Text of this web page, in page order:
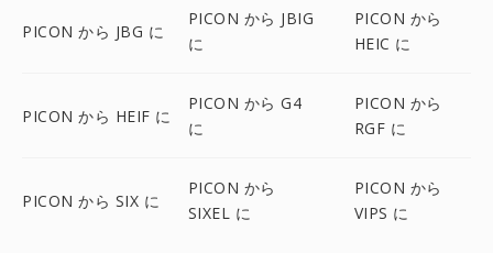
PICON から JBG に
PICON から JBIG
に
PICON から
HEIC に
PICON から HEIF に
PICON から G4
に
PICON から
RGF に
PICON から SIX に
PICON から
SIXEL に
PICON から
VIPS に